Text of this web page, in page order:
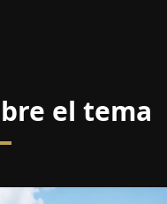
el tema